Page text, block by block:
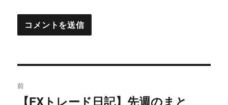
稿
前
【FXトレード日記】先週のまと